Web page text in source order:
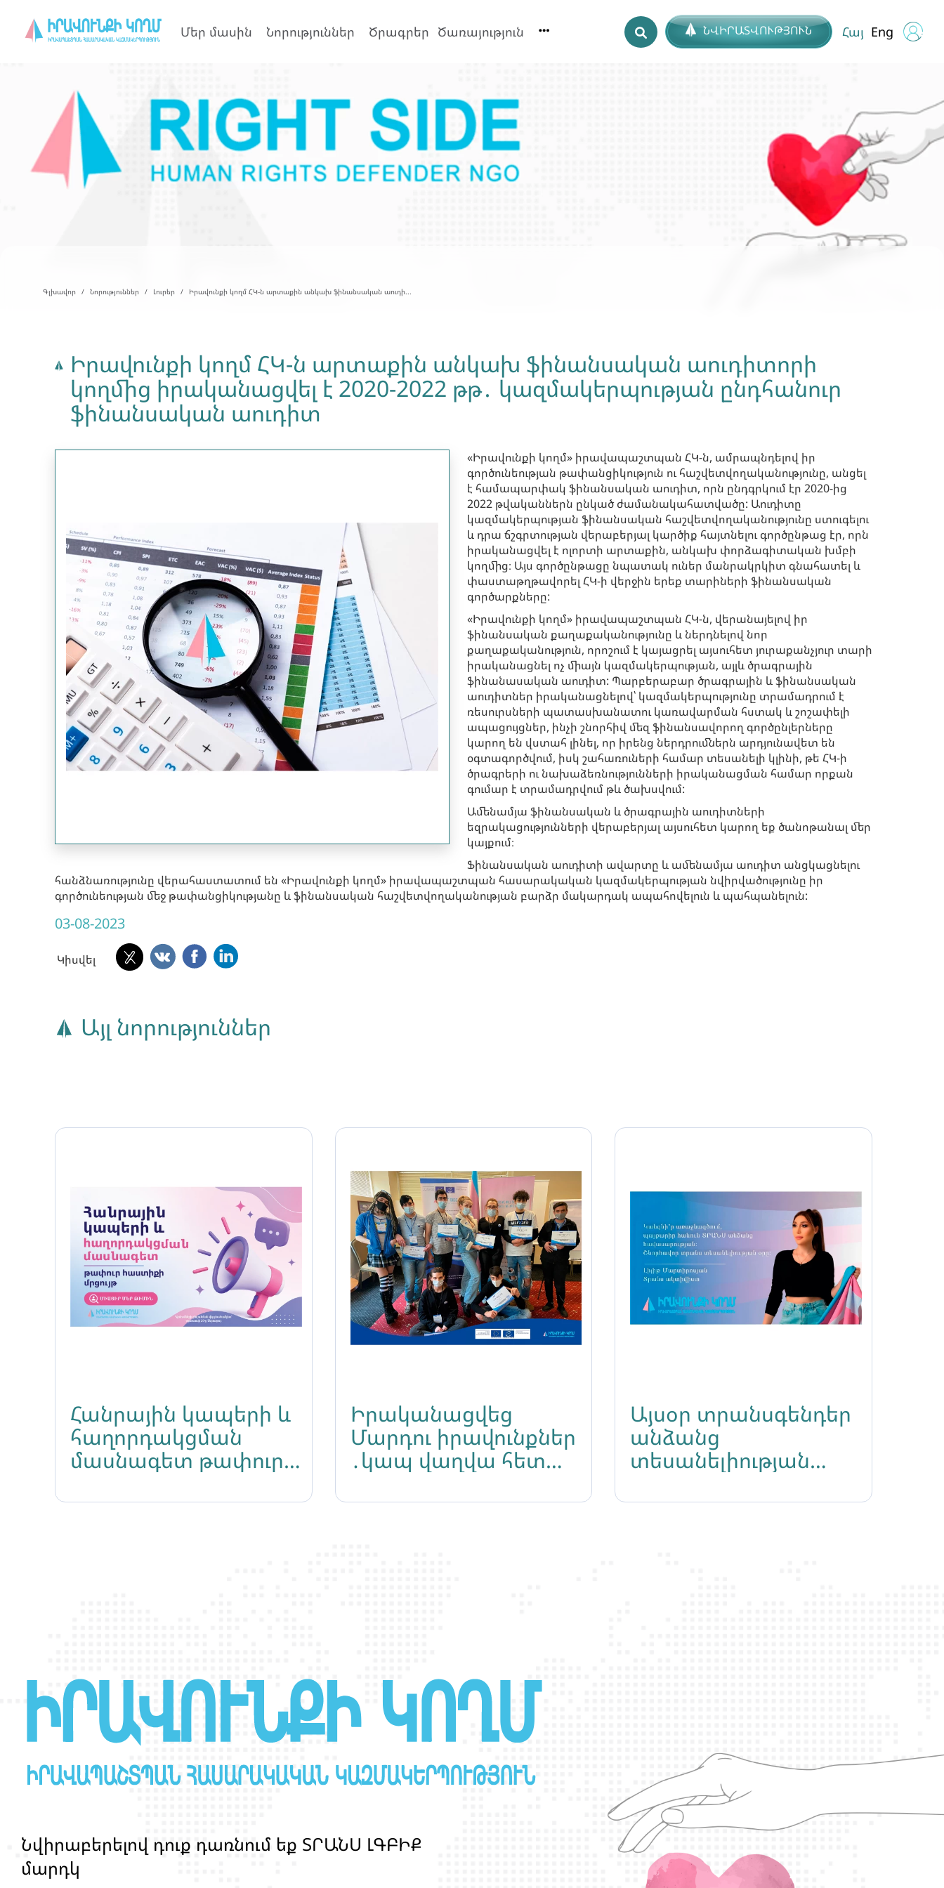
Մեր մասին Նորություններ Ծրագրեր Ծառայություն ՆՎԻՐԱՏՎՈՒԹՅՈՒՆ Հայ Eng
Գլխավոր Նորություններ Լուրեր Իրավունքի կողմ ՀԿ-ն արտաքին անկախ ֆինանսական աուդի...
Իրավունքի կողմ ՀԿ-ն արտաքին անկախ ֆինանսական աուդիտորի
կողմից իրականացվել է 2020-2022 թթ․ կազմակերպության ընդհանուր
ֆինանսական աուդիտ
«Իրավունքի կողմ» իրավապաշտպան ՀԿ-ն, ամրապնդելով իր
գործունեության թափանցիկություն ու հաշվետվողականությունը, անցել
է համապարփակ ֆինանսական աուդիտ, որն ընդգրկում էր 2020-ից
2022 թվականներն ընկած ժամանակահատվածը: Աուդիտը
կազմակերպության ֆինանսական հաշվետվողականությունը ստուգելու
և դրա ճշգրտության վերաբերյալ կարծիք հայտնելու գործընթաց էր, որն
իրականացվել է ոլորտի արտաքին, անկախ փորձագիտական խմբի
կողմից։ Այս գործընթացը նպատակ ուներ մանրակրկիտ գնահատել և
փաստաթղթավորել ՀԿ-ի վերջին երեք տարիների ֆինանսական
գործարքները:
«Իրավունքի կողմ» իրավապաշտպան ՀԿ-ն, վերանայելով իր
ֆինանսական քաղաքականությունը և ներդնելով նոր
քաղաքականություն, որոշում է կայացրել այսուհետ յուրաքանչյուր տարի
իրականացնել ոչ միայն կազմակերպության, այլև ծրագրային
ֆինանասական աուդիտ: Պարբերաբար ծրագրային և ֆինանսական
աուդիտներ իրականացնելով՝ կազմակերպությունը տրամադրում է
ռեսուրսների պատասխանատու կառավարման հստակ և շոշափելի
ապացույցներ, ինչի շնորհիվ մեզ ֆինանսավորող գործընլերները
կարող են վստահ լինել, որ իրենց ներդրումներն արդյունավետ են
օգտագործվում, իսկ շահառուների համար տեսանելի կլինի, թե ՀԿ-ի
ծրագրերի ու նախաձեռնությունների իրականացման համար որքան
գումար է տրամադրվում թև ծախսվում:
Ամենամյա ֆինանսական և ծրագրային աուդիտների
եզրակացությունների վերաբերյալ այսուհետ կարող եք ծանոթանալ մեր
կայքում։
Ֆինանսական աուդիտի ավարտը և ամենամյա աուդիտ անցկացնելու
հանձնառությունը վերահաստատում են «Իրավունքի կողմ» իրավապաշտպան հասարակական կազմակերպության նվիրվածությունը իր
գործունեության մեջ թափանցիկությանը և ֆինանսական հաշվետվողականության բարձր մակարդակ ապահովելուն և պահպանելուն:
03-08-2023
Կիսվել
Այլ նորություններ
Հանրային կապերի և
հաղորդակցման
մասնագետ թափուր
Իրականացվեց
Մարդու իրավունքներ
․կապ վաղվա հետ
Այսօր տրանսգենդեր
անձանց
տեսանելիության
Նվիրաբերելով դոք դառնոմ եք ՏՐԱՆՍ ԼԳԲԻՔ
մարդկ